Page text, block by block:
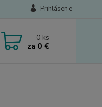
Prihlásenie
0 ks
za 0 €